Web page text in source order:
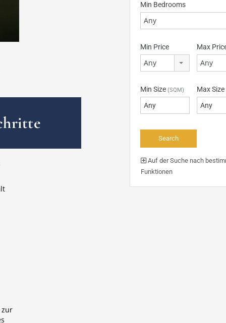
Min Bedrooms
Any
Min Price
Any
Max
Any
Min Size (SQM) Max Size
Auf der Suche nach
Funktionen
zur